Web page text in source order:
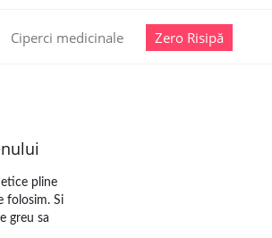
Ciperci medicinale Zero Risipă
pline
folosim. Si
greu sa